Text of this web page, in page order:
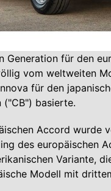
Generation für den
vom weltweiten
für den
basierte.
Accord wurde
des europäischen
Variante,
Modell mit